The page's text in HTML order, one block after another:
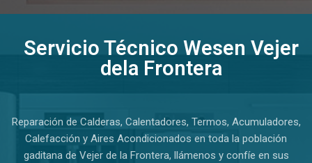
Servicio Técnico Wesen Vejer
dela Frontera
Reparación de Calderas, Calentadores, Termos, Acumuladores,
Calefacción y Aires Acondicionados en toda la población
gaditana de Vejer de la Frontera, llámenos y confíe en sus